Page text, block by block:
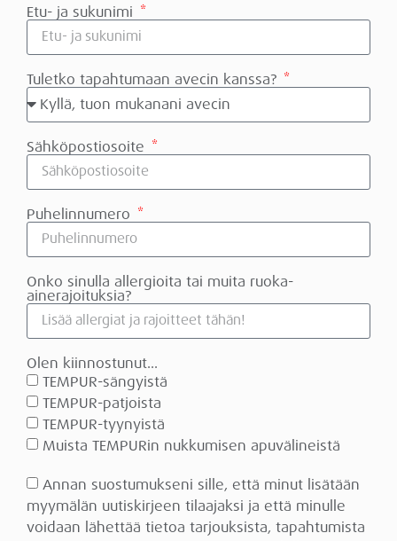
Etu- ja sukunimi
Tuletko tapahtumaan avecin kanssa?
Sähköpostiosoite
Puhelinnumero
Onko sinulla allergioita tai muita ruoka-
ainerajoituksia?
Olen kiinnostunut...
TEMPUR-sängyistä
TEMPUR-patjoista
TEMPUR-tyynyistä
Muista TEMPURin nukkumisen apuvälineistä
Annan suostumukseni sille, että minut lisätään
myymälän uutiskirjeen tilaajaksi ja että minulle
voidaan lähettää tietoa tarjouksista, tapahtumista